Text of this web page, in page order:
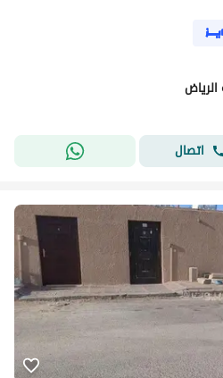
اتصال